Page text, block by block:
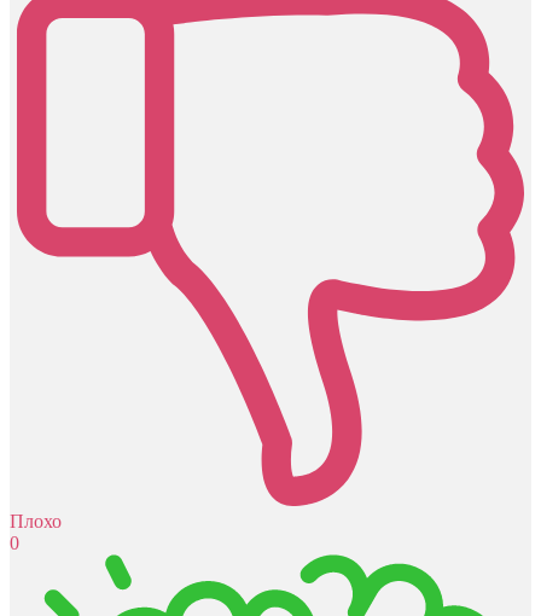
Плохо
0